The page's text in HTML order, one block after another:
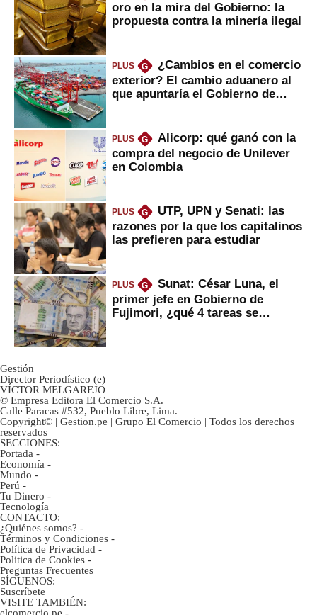
oro en la mira del Gobierno: la
propuesta contra la minería ilegal
PLUS G
¿Cambios en el comercio
exterior? El cambio aduanero al
que apuntaría el Gobierno de
PLUS G
Alicorp: qué ganó con la
compra del negocio de Unilever
en Colombia
PLUS G
UTP, UPN y Senati: las
razones por la que los capitalinos
las prefieren para estudiar
PLUS G
Sunat: César Luna, el
primer jefe en Gobierno de
Fujimori, ¿qué 4 tareas se
Gestión
Director Periodístico (e)
VÍCTOR MELGAREJO
© Empresa Editora El Comercio S.A.
Calle Paracas #532, Pueblo Libre, Lima.
Copyright© | Gestion.pe | Grupo El Comercio | Todos los derechos
reservados
SECCIONES:
Portada -
Economía -
Mundo -
Perú -
Tu Dinero -
Tecnología
CONTACTO:
¿Quiénes somos? -
Términos y Condiciones -
Política de Privacidad -
Politica de Cookies -
Preguntas Frecuentes
SÍGUENOS:
Suscríbete
VISITE TAMBIÉN: